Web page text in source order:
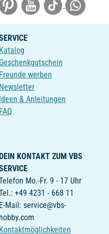
Katalog
Geschenkgutschein
Freunde werben
Newsletter
Ideen & Anleitungen
FAQ
DEIN KONTAKT ZUM VBS
Mo.-Fr. 9 - 17 Uhr
+49 4231 - 668 11
E-Mail: service@vbs-
hobby.com
Kontaktmöglichkeiten